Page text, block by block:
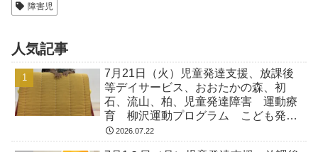
障害児
人気記事
7月21日（火）児童発達支援、放課後
等デイサービス、おおたかの森、初
石、流山、柏、児童発達障害 運動療
育 柳沢運動プログラム こども発達
気になる 発達障害 放デイ 自閉
2026.07.22